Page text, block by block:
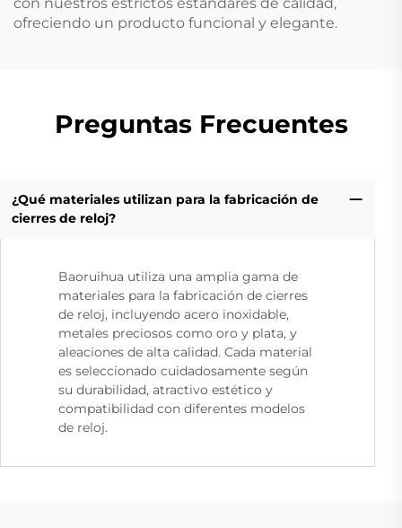
ofreciendo un producto funcional y elegante.
Preguntas Frecuentes
¿Qué materiales utilizan para la fabricación de
cierres de reloj?
Baoruihua utiliza una amplia gama de
materiales para la fabricación de cierres
de reloj, incluyendo acero inoxidable,
metales preciosos como oro y plata, y
aleaciones de alta calidad. Cada material
es seleccionado cuidadosamente según
su durabilidad, atractivo estético y
compatibilidad con diferentes modelos
de reloj.